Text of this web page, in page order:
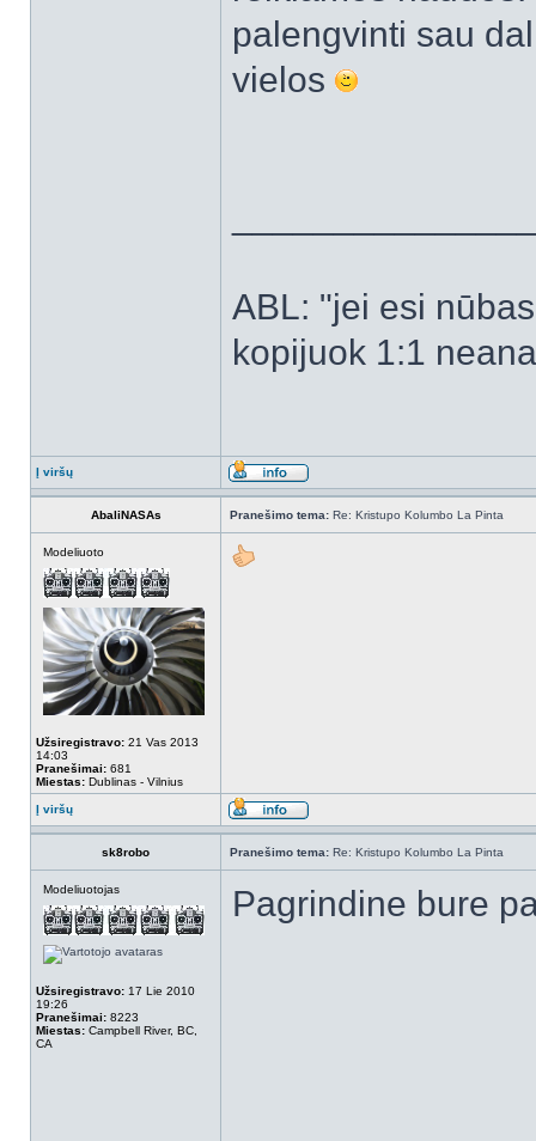
palengvinti sau
vielos
ABL: "jei esi
kopijuok 1:1
Į viršų
AbaliNASAs Pranešimo tema: Re: Kristupo Kolumbo La Pinta
Modeliuoto
Užsiregistravo: 21 Vas 2013
14:03
Pranešimai: 681
Miestas: Dublinas - Vilnius
Į viršų
sk8robo Pranešimo tema: Re: Kristupo Kolumbo La Pinta
Modeliuotojas
Užsiregistravo: 17 Lie 2010
19:26
Pranešimai: 8223
Miestas: Campbell River, BC,
CA
Pagrindine bure